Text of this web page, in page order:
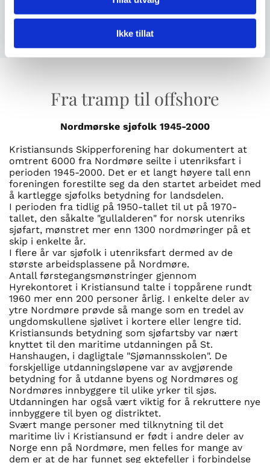
Ikke tillat
Fra tramp til offshore
Nordmørske sjøfolk 1945-2000
Kristiansunds Skipperforening har dokumentert at
omtrent 6000 fra Nordmøre seilte i utenriksfart i
perioden 1945-2000. Det er et langt høyere tall enn
foreningen forestilte seg da den startet arbeidet med
å kartlegge sjøfolks betydning for landsdelen.
I perioden fra tidlig på 1950-tallet til ut på 1970-
tallet, den såkalte "gullalderen" for norsk utenriks
sjøfart, mønstret mer enn 1300 nordmøringer på et
skip i enkelte år.
I flere år var sjøfolk i utenriksfart dermed av de
største arbeidsplassene på Nordmøre.
Antall førstegangsmønstringer gjennom
Hyrekontoret i Kristiansund talte i toppårene rundt
1960 mer enn 200 personer årlig. I enkelte deler av
ytre Nordmøre prøvde så mange som en tredel av
ungdomskullene sjølivet i kortere eller lengre tid.
Kristiansunds betydning som sjøfartsby var nært
knyttet til den maritime utdanningen på St.
Hanshaugen, i dagligtale "Sjømannsskolen". De
forskjellige utdanningsløpene var av avgjørende
betydning for å utdanne byens og Nordmøres og
Nordmøres innbyggere til ulike yrker til sjøs.
Utdanningen har også vært viktig for å rekruttere nye
innbyggere til byen og distriktet.
Svært mange personer med tilknytning til det
maritime liv i Kristiansund er født i andre deler av
Norge enn på Nordmøre, men felles for mange av
dem er at de har funnet seg ektefeller i forbindelse